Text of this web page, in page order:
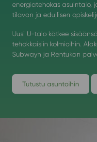
energiatehokas asuintalo,
tilavan ja edullisen
Uusi U-talo kätkee
tehokkaisiin kolmioihin.
Subwayn ja Rentukan
Tutustu asuntoihin